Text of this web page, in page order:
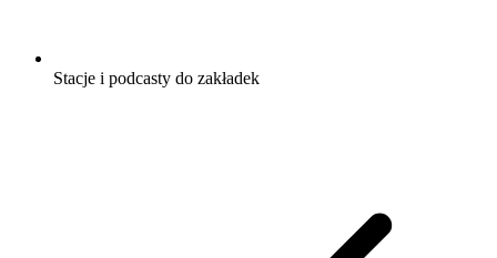
Stacje i podcasty do zakładek